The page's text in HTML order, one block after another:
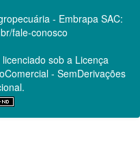
- Embrapa SAC:
fale-conosco
sob a Licença
- SemDerivações